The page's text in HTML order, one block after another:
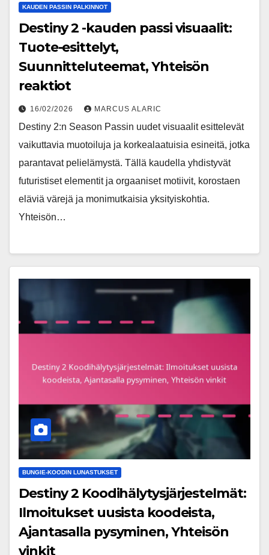
KAUDEN PASSIN PALKINNOT
Destiny 2 -kauden passi visuaalit:
Tuote-esittelyt,
Suunnitteluteemat, Yhteisön
reaktiot
16/02/2026 MARCUS ALARIC
Destiny 2:n Season Passin uudet visuaalit esittelevät
vaikuttavia muotoiluja ja korkealaatuisia esineitä, jotka
parantavat pelielämystä. Tällä kaudella yhdistyvät
futuristiset elementit ja orgaaniset motiivit, korostaen
eläviä värejä ja monimutkaisia yksityiskohtia.
Yhteisön…
BUNGIE-KOODIN LUNASTUKSET
Destiny 2 Koodihälytysjärjestelmät:
Ilmoitukset uusista koodeista,
Ajantasalla pysyminen, Yhteisön
vinkit